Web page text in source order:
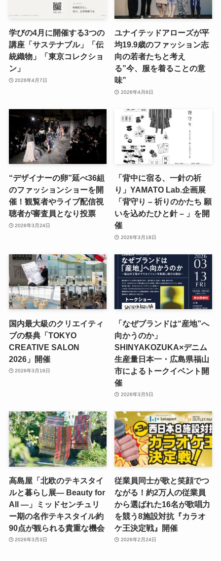
学びの4月に開催する3つの
講座「サステナブル」「伝
統織物」「東京コレクショ
ン」
2026年4月7日
ユナイテッドアローズが平
均19.9歳のファッション志
向の若者たちと考え
る”今、服を着ることの意
味”
2026年4月6日
“デザイナーの卵”延べ36組
のファッションショーを開
催！観覧者やライブ配信視
聴者が審査員となり投票
2026年3月24日
「背中に宿る、一針の祈
り」YAMATO Lab.企画展
「背守り – 祈りのかたち 願
いを込めたひと針 – 」を開
催
2026年3月18日
国内最大級のクリエイティ
ブの祭典「TOKYO
CREATIVE SALON
2026」開催
2026年3月16日
「なぜブランドは“産地”へ
向かうのか」
SHINYAKOZUKA×デニム
生産量日本一・広島県福山
市によるトークイベント開
催
2026年3月5日
高島屋「北欧のテキスタイ
ルと暮らし展― Beauty for
All ―」ミッドセンチュリ
ー期の名作テキスタイル約
90点が観られる貴重な機会
2026年3月3日
従業員同士が歌と笑顔でつ
ながる！約2万人の従業員
から選ばれた16名が歌唱力
を競う8施設対抗『カラオ
ケ王決定戦』開催
2026年2月24日